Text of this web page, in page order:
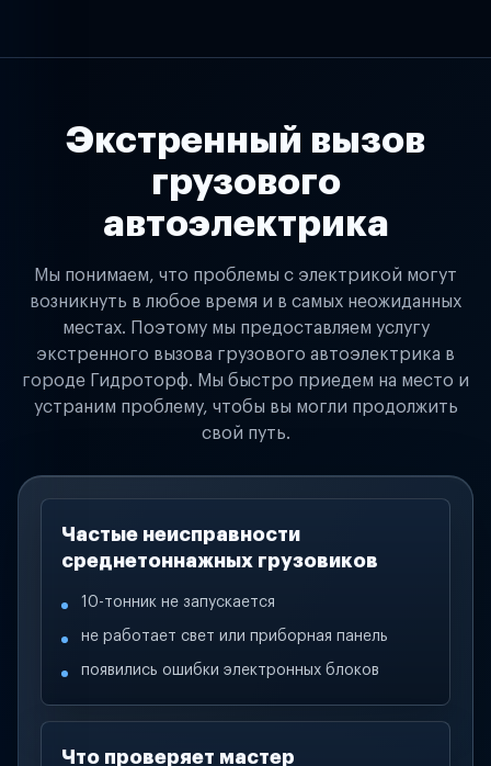
Экстренный вызов
грузового
автоэлектрика
Мы понимаем, что проблемы с электрикой могут
возникнуть в любое время и в самых неожиданных
местах. Поэтому мы предоставляем услугу
экстренного вызова грузового автоэлектрика в
городе Гидроторф. Мы быстро приедем на место и
устраним проблему, чтобы вы могли продолжить
свой путь.
Частые неисправности
среднетоннажных грузовиков
10-тонник не запускается
не работает свет или приборная панель
появились ошибки электронных блоков
Что проверяет мастер